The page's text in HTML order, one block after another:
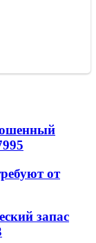
от
запас